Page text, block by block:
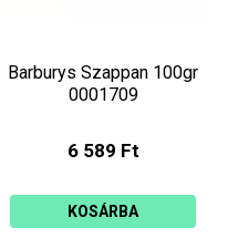
Barburys Szappan 100gr
0001709
6 589 Ft
KOSÁRBA